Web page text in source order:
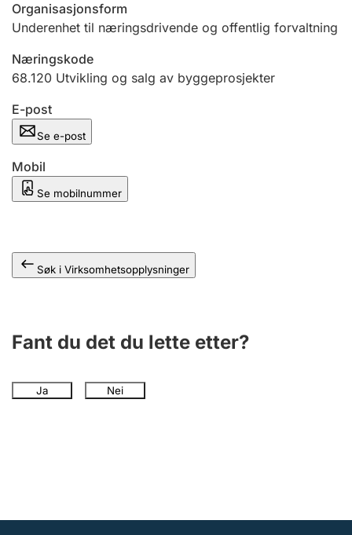
Organisasjonsform
Underenhet til næringsdrivende og offentlig forvaltning
Næringskode
68.120 Utvikling og salg av byggeprosjekter
E-post
Se e-post
Mobil
Se mobilnummer
Søk i Virksomhetsopplysninger
Fant du det du lette etter?
Ja Nei